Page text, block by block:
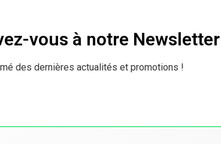
vous à notre Newsletter
des dernières actualités et promotions !